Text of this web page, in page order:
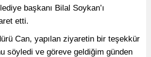
başkanı Bilal Soykan’ı
etti.
Can, yapılan ziyaretin bir teşekkür
söyledi ve göreve geldiğim günden